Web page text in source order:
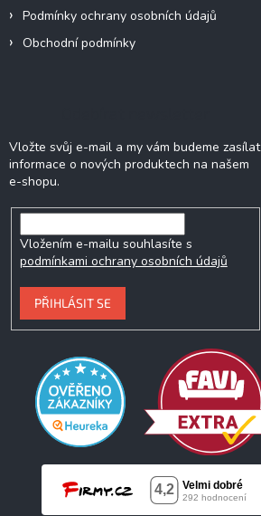
Podmínky ochrany osobních údajů
Obchodní podmínky
Vložte svůj e-mail a my vám budeme zasílat
informace o nových produktech na našem
e-shopu.
Vložením e-mailu souhlasíte s
podmínkami ochrany osobních údajů
PŘIHLÁSIT SE